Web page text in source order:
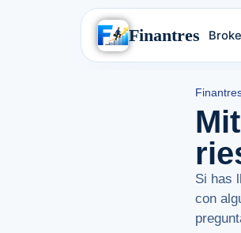
Finantres
Si has
con